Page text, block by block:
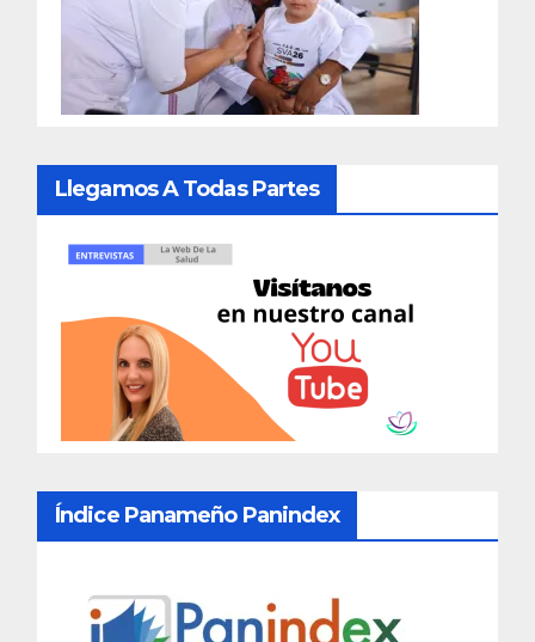
Llegamos A Todas Partes
Índice Panameño Panindex